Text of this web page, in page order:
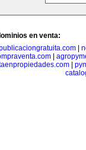
en venta:
|
|